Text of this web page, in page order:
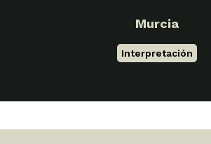
Murcia
Interpretación